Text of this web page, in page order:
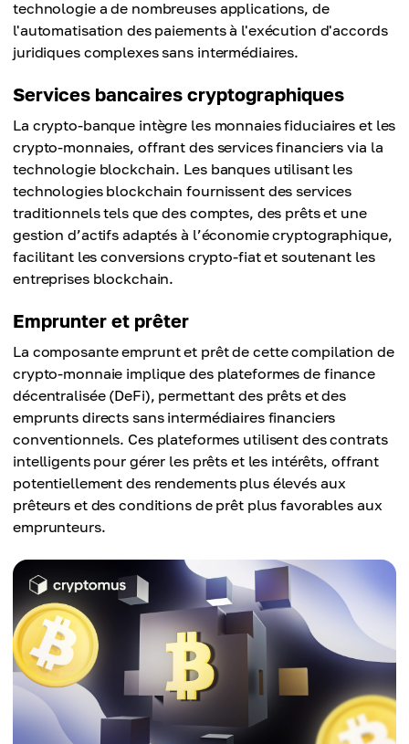
technologie a de nombreuses applications, de
l'automatisation des paiements à l'exécution d'accords
juridiques complexes sans intermédiaires.
Services bancaires cryptographiques
La crypto-banque intègre les monnaies fiduciaires et les
crypto-monnaies, offrant des services financiers via la
technologie blockchain. Les banques utilisant les
technologies blockchain fournissent des services
traditionnels tels que des comptes, des prêts et une
gestion d’actifs adaptés à l’économie cryptographique,
facilitant les conversions crypto-fiat et soutenant les
entreprises blockchain.
Emprunter et prêter
La composante emprunt et prêt de cette compilation de
crypto-monnaie implique des plateformes de finance
décentralisée (DeFi), permettant des prêts et des
emprunts directs sans intermédiaires financiers
conventionnels. Ces plateformes utilisent des contrats
intelligents pour gérer les prêts et les intérêts, offrant
potentiellement des rendements plus élevés aux
prêteurs et des conditions de prêt plus favorables aux
emprunteurs.